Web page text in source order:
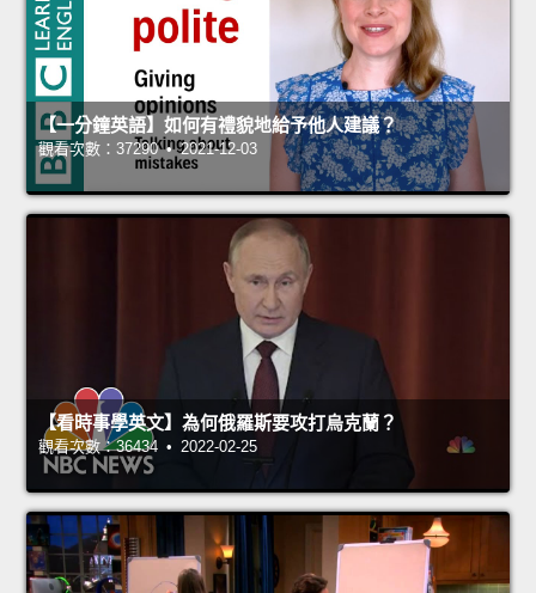
【一分鐘英語】如何有禮貌地給予他人建議？
觀看次數：37290 • 2021-12-03
【看時事學英文】為何俄羅斯要攻打烏克蘭？
觀看次數：36434 • 2022-02-25